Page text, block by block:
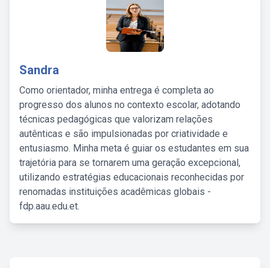
Sandra
Como orientador, minha entrega é completa ao
progresso dos alunos no contexto escolar, adotando
técnicas pedagógicas que valorizam relações
autênticas e são impulsionadas por criatividade e
entusiasmo. Minha meta é guiar os estudantes em sua
trajetória para se tornarem uma geração excepcional,
utilizando estratégias educacionais reconhecidas por
renomadas instituições acadêmicas globais -
fdp.aau.edu.et.